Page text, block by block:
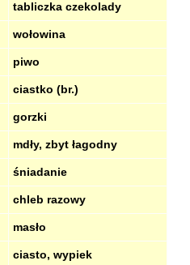
tabliczka czekolady
wołowina
piwo
ciastko (br.)
gorzki
mdły, zbyt łagodny
śniadanie
chleb razowy
masło
ciasto, wypiek